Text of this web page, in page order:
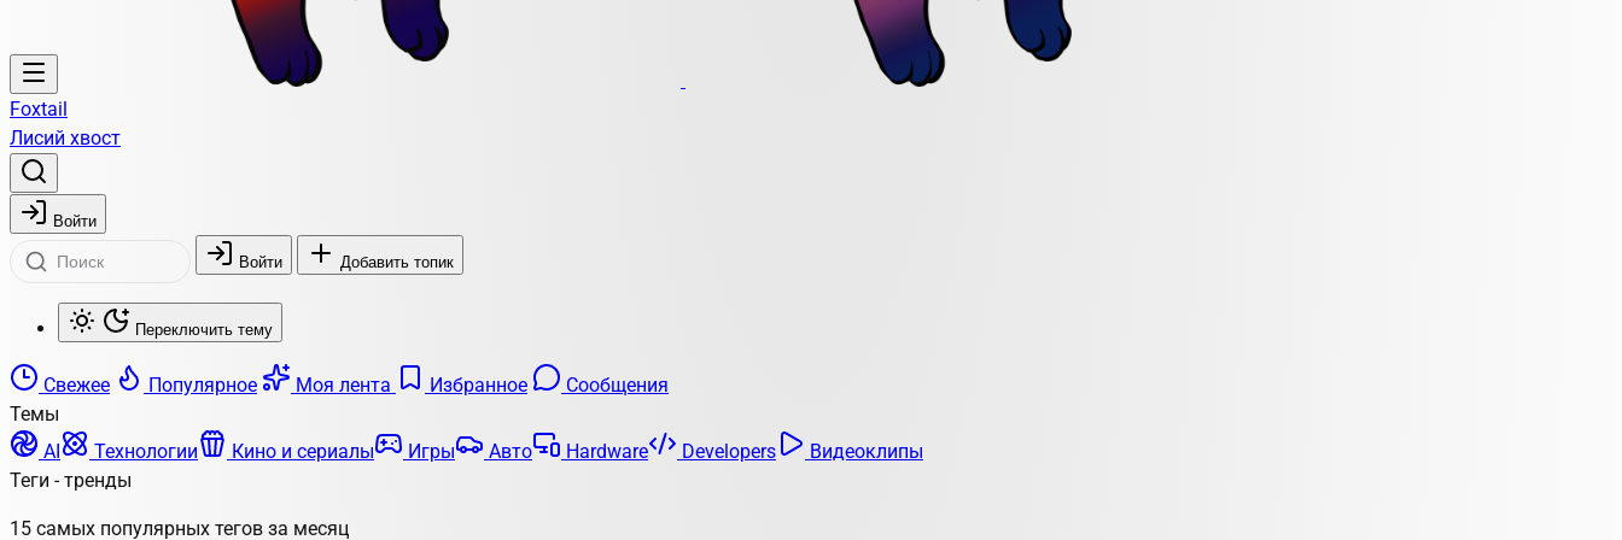
Foxtail
Лисий хвост
Войти
Войти Добавить топик
Переключить тему
Свежее Популярное Моя лента Избранное
Сообщения
Темы
AI
Технологии Кино и сериалы Игры Авто Hardware Developers
Видеоклипы
Теги - тренды
15 самых популярных тегов за месяц